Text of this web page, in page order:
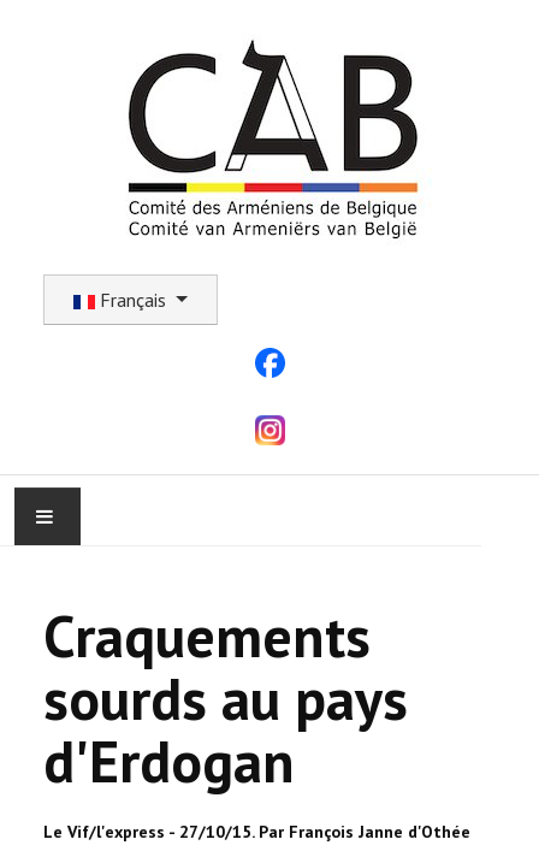
Français
ACTUALITÉ
COMMUNAUTÉ
EVÉNEMENTS
Craquements
sourds au pays
d'Erdogan
Le Vif/l'express - 27/10/15. Par François Janne d'Othée